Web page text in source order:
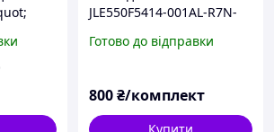
JLE550F5414-001AL-R7N-
AB, MI55in
Готово до відправки
800₴/комплект